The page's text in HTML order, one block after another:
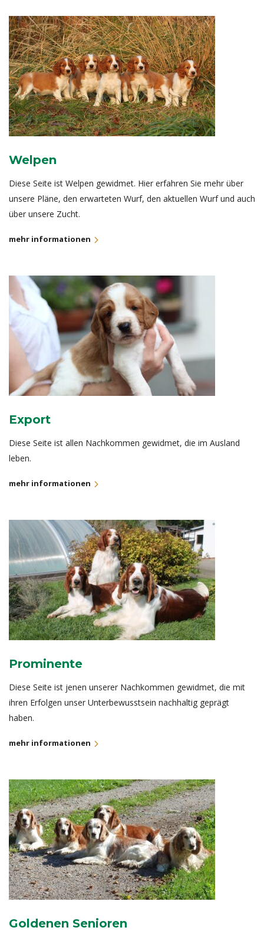
Welpen
Diese Seite ist Welpen gewidmet. Hier erfahren Sie mehr über
unsere Pläne, den erwarteten Wurf, den aktuellen Wurf und auch
über unsere Zucht.
mehr informationen
Export
Diese Seite ist allen Nachkommen gewidmet, die im Ausland
leben.
mehr informationen
Prominente
Diese Seite ist jenen unserer Nachkommen gewidmet, die mit
ihren Erfolgen unser Unterbewusstsein nachhaltig geprägt
haben.
mehr informationen
Goldenen Senioren